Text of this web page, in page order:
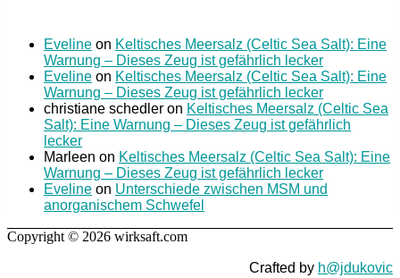
Eveline on Keltisches Meersalz (Celtic Sea Salt): Eine
Warnung – Dieses Zeug ist gefährlich lecker
Eveline on Keltisches Meersalz (Celtic Sea Salt): Eine
Warnung – Dieses Zeug ist gefährlich lecker
christiane schedler on Keltisches Meersalz (Celtic Sea
Salt): Eine Warnung – Dieses Zeug ist gefährlich
lecker
Marleen on Keltisches Meersalz (Celtic Sea Salt): Eine
Warnung – Dieses Zeug ist gefährlich lecker
Eveline on Unterschiede zwischen MSM und
anorganischem Schwefel
Copyright © 2026 wirksaft.com
Crafted by h@jdukovic